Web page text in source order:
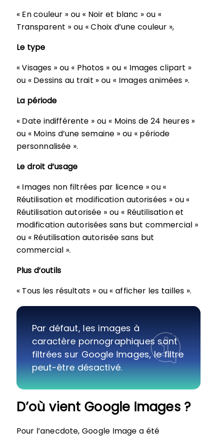
« En couleur » ou « Noir et blanc » ou «
Transparent » ou « Choix d’une couleur »,
Le type
« Visages » ou « Photos » ou « Images clipart »
ou « Dessins au trait » ou « Images animées ».
La période
« Date indifférente » ou « Moins de 24 heures »
ou « Moins d’une semaine » ou « période
personnalisée ».
Le droit d’usage
« Images non filtrées par licence » ou «
Réutilisation et modification autorisées » ou «
Réutilisation autorisée » ou « Réutilisation et
modification autorisées sans but commercial »
ou « Réutilisation autorisée sans but
commercial ».
Plus d’outils
« Tous les résultats » ou « afficher les tailles ».
Par défaut, les images à
caractère pornographiques sont
filtrées sur Google Images, le filtre
peut-être désactivé.
D’où vient Google Images ?
Pour l’anecdote, Google Image a été